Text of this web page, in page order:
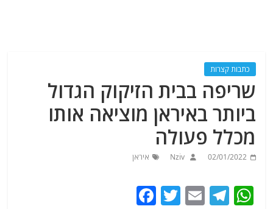
כתבות קצרות
שריפה בבית הזיקוק הגדול
ביותר באיראן מוציאה אותו
מכלל פעולה
02/01/2022
Nziv איראן
W
T
E
T